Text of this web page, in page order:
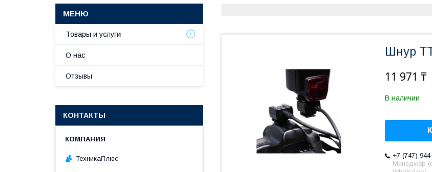
Шнур
11 971 ₸
В наличии
+7 (747)
Менеджер
Товары и услуги
О нас
Отзывы
КОНТАКТЫ
ТехникаПлюс